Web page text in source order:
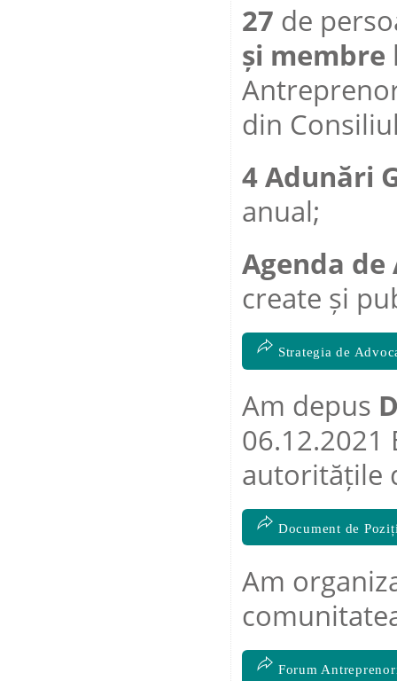
27 de
și membre
din
4 Adunări
anual;
Agenda de
create și
Strategia de
Am depus
06.12.2021
autoritățile
Document de
Am
Forum